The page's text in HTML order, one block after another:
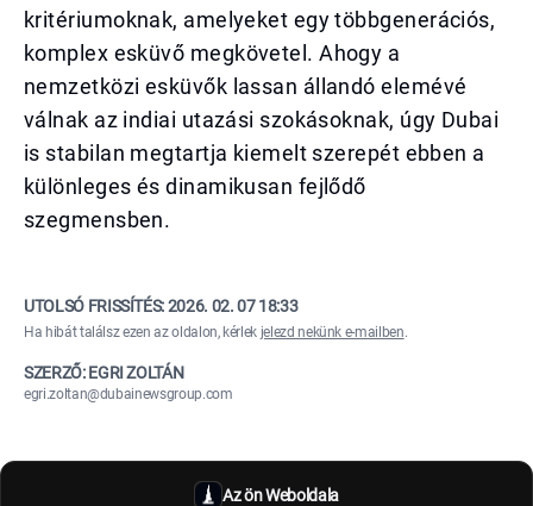
kritériumoknak, amelyeket egy többgenerációs,
komplex esküvő megkövetel. Ahogy a
nemzetközi esküvők lassan állandó elemévé
válnak az indiai utazási szokásoknak, úgy Dubai
is stabilan megtartja kiemelt szerepét ebben a
különleges és dinamikusan fejlődő
szegmensben.
UTOLSÓ FRISSÍTÉS:2026. 02. 07 18:33
Ha hibát találsz ezen az oldalon, kérlek jelezd nekünk e-mailben.
SZERZŐ: EGRI ZOLTÁN
egri.zoltan@dubainewsgroup.com
Az ön Weboldala